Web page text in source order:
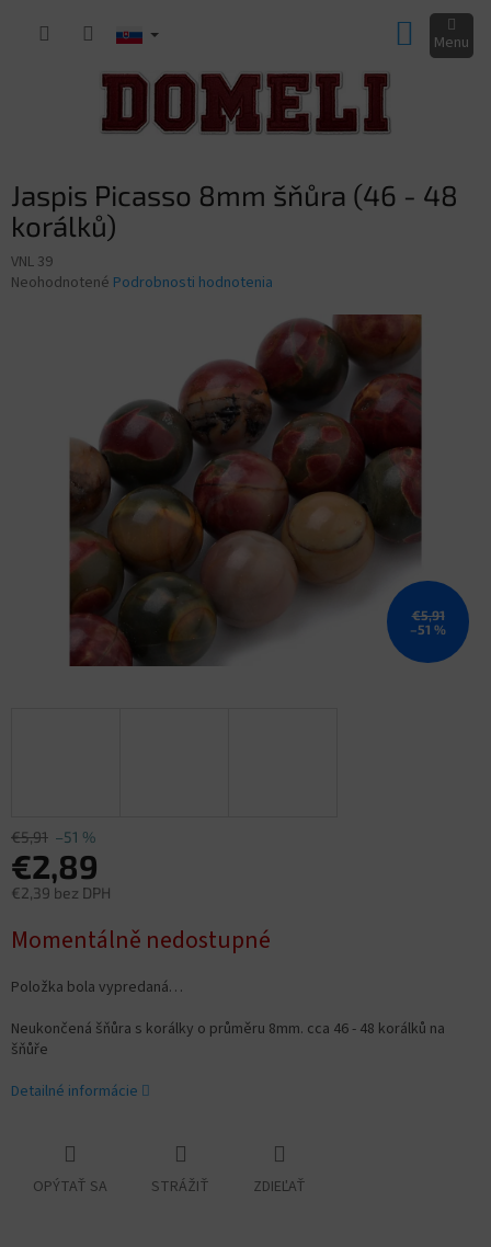
KOŠÍK
Jaspis Picasso 8mm šňůra (46 - 48
korálků)
VNL 39
Priemerné
Neohodnotené Podrobnosti hodnotenia
€5,91
–51 %
€5,91 –51 %
€2,89
€2,39 bez DPH
cena:
Momentálně nedostupné
Položka bola vypredaná…
Neukončená šňůra s korálky o průměru 8mm. cca 46 - 48 korálků na
šňůře
Detailné informácie
OPÝTAŤ SA STRÁŽIŤ ZDIEĽAŤ